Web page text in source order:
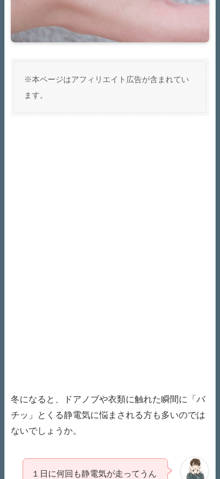
※本ページはアフィリエイト広告が含まれてい
ます。
冬になると、ドアノブや衣類に触れた瞬間に「バ
チッ」とくる静電気に悩まされる方も多いのでは
ないでしょうか。
１日に何回も静電気が走ってうん